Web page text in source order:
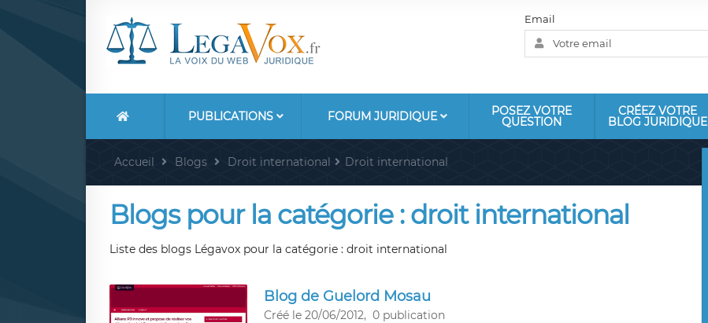
Email
PUBLICATIONS FORUM JURIDIQUE POSEZ VOTRE
QUESTION
CRÉEZ VOTRE
BLOG JURIDIQUE
Accueil Blogs Droit international Droit international
Blogs pour la catégorie : droit international
Liste des blogs Légavox pour la catégorie : droit international
Blog de Guelord Mosau
Créé le 20/06/2012, 0 publication